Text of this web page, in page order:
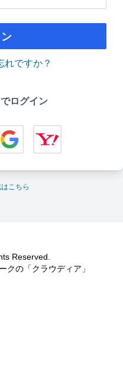
れですか？
ログイン
こちら
Reserved.
クの「クラウディア」